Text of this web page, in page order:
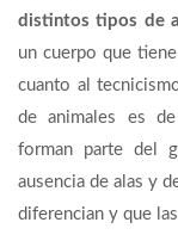
distintos tipos de
un cuerpo que
cuanto al
de animales es
forman parte del
ausencia de alas y
diferencian y que